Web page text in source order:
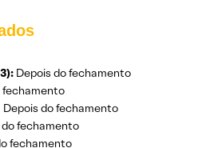
Depois do fechamento
fechamento
Depois do fechamento
do fechamento
fechamento